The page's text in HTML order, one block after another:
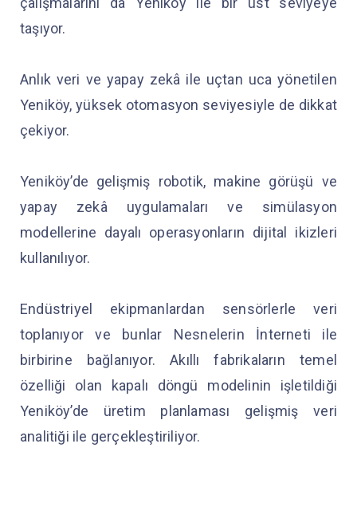
taşıyor.
Anlık veri ve yapay zekâ ile uçtan uca yönetilen
Yeniköy, yüksek otomasyon seviyesiyle de dikkat
çekiyor.
Yeniköy’de gelişmiş robotik, makine görüşü ve
yapay zekâ uygulamaları ve simülasyon
modellerine dayalı operasyonların dijital ikizleri
kullanılıyor.
Endüstriyel ekipmanlardan sensörlerle veri
toplanıyor ve bunlar Nesnelerin İnterneti ile
birbirine bağlanıyor. Akıllı fabrikaların temel
özelliği olan kapalı döngü modelinin işletildiği
Yeniköy’de üretim planlaması gelişmiş veri
analitiği ile gerçekleştiriliyor.